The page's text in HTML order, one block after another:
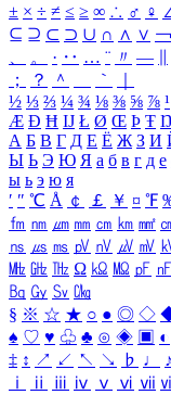
± × ÷ ≠ ≤ ≥ ∞ ∴ ♂ ♀
⊆ ⊇ ⊂ ⊃ ∪ ∩ ∧ ∨ ￢
、
。 · ‥ … ¨ 〃 ―
；
？ ＾ ｀
½ ⅓ ⅔ ¼ ¾ ⅛ ⅜ ⅝ ⅞ ¹
Æ Ð Ħ Ĳ Ł Ø Œ Þ Ŧ Ŋ
А Б В Г Д Е Ё Ж З И
Ы Ь Э Ю Я а б в г д е
ы ь э ю я
′ ″ ℃ Å ￠ ￡ ￥ ¤ ℉
㎙ ㎚ ㎛ ㎜ ㎝ ㎞ ㎟
㎱ ㎲ ㎳ ㎴ ㎵ ㎶ ㎷
㎒ ㎓ ㎔ Ω ㏀ ㏁ ㎊ ㎋
㏃ ㏉ ㏜ ㏆
§ ※ ☆ ★ ○ ● ◎ ◇
♠ ♡ ♥ ♧ ♣ ⊙ ◈ ▣ ◐
‡ ↕ ↗ ↙ ↖ ↘ ♭ ♩ ♪
ⅰ
ⅱ ⅲ ⅳ ⅴ ⅵ ⅶ